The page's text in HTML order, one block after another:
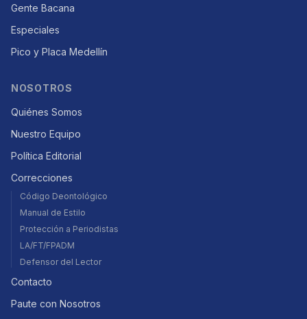
Gente Bacana
Especiales
Pico y Placa Medellín
NOSOTROS
Quiénes Somos
Nuestro Equipo
Política Editorial
Correcciones
Código Deontológico
Manual de Estilo
Protección a Periodistas
LA/FT/FPADM
Defensor del Lector
Contacto
Paute con Nosotros